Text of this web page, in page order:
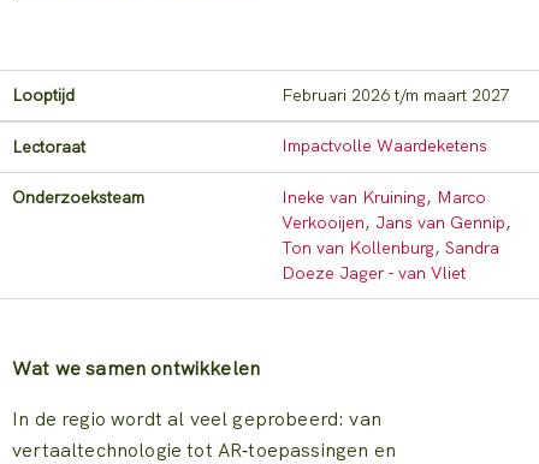
Looptijd februari 2026 t/m maart 2027
Lectoraat Impactvolle Waardeketens
Onderzoeksteam Ineke van Kruining, Marco
Verkooijen, Jans van Gennip,
Ton van Kollenburg, Sandra
Doeze Jager - van Vliet
Wat we samen ontwikkelen
In de regio wordt al veel geprobeerd: van
vertaaltechnologie tot AR‑toepassingen en